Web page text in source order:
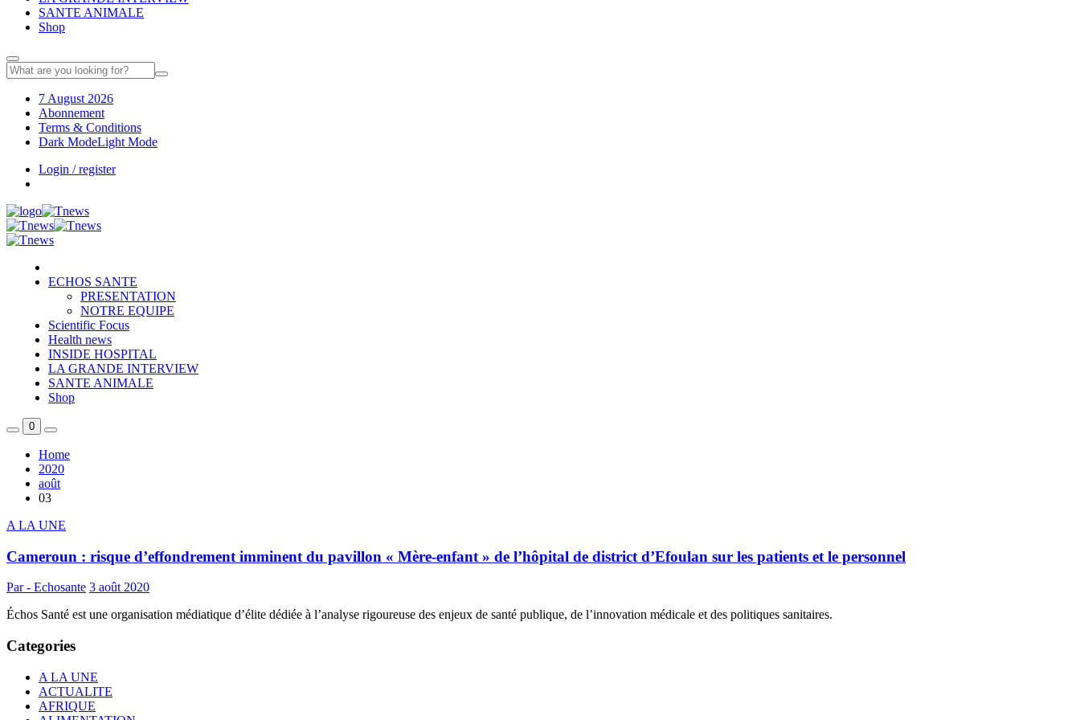
SANTE ANIMALE
Shop
7 August 2026
Abonnement
Terms & Conditions
Dark ModeLight Mode
Login / register
ECHOS SANTE
PRESENTATION
NOTRE EQUIPE
Scientific Focus
Health news
INSIDE HOSPITAL
LA GRANDE INTERVIEW
SANTE ANIMALE
Shop
0
Home
2020
août
03
A LA UNE
Cameroun : risque d’effondrement imminent du pavillon « Mère-enfant » de l’hôpital de district d’Efoulan sur les patients et le personnel
Par - Echosante 3 août 2020
Échos Santé est une organisation médiatique d’élite dédiée à l’analyse rigoureuse des enjeux de santé publique, de l’innovation médicale et des politiques sanitaires.
Categories
A LA UNE
ACTUALITE
AFRIQUE